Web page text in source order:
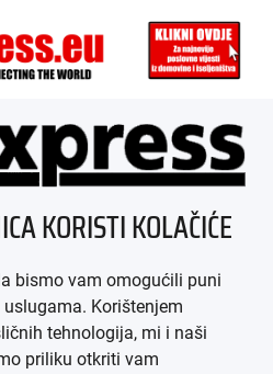
UNS
AGB
KORISTI KOLAČIĆE
bismo vam omogućili puni
Korištenjem
tehnologija, mi i naši
priliku otkriti vam